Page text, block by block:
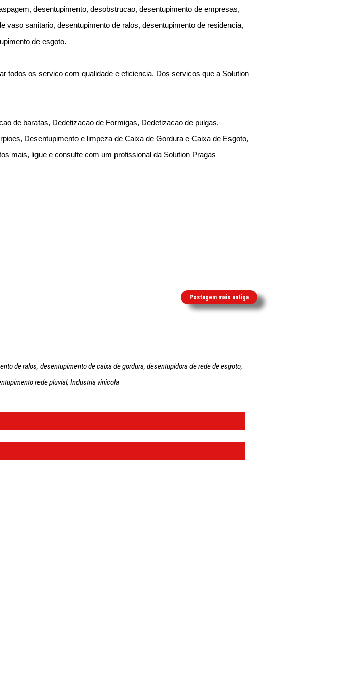
desentupimento, desobstrucao, desentupimento de empresas,
vaso sanitario, desentupimento de ralos, desentupimento de residencia,
de esgoto.
todos os servico com qualidade e eficiencia. Dos servicos que a Solution
de baratas, Dedetizacao de Formigas, Dedetizacao de pulgas,
Desentupimento e limpeza de Caixa de Gordura e Caixa de Esgoto,
mais, ligue e consulte com um profissional da Solution Pragas
Postagem mais antiga
de ralos, desentupimento de caixa de gordura, desentupidora de rede de esgoto,
rede pluvial, Industria vinicola